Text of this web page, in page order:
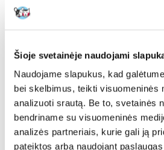
Šioje svetainėje naudojami
Naudojame slapukus, kad
bei skelbimus, teikti visuomeninės
analizuoti srautą. Be to, svetainės
bendriname su visuomeninės
analizės partneriais, kurie gali ją
pateiktos arba naudojant